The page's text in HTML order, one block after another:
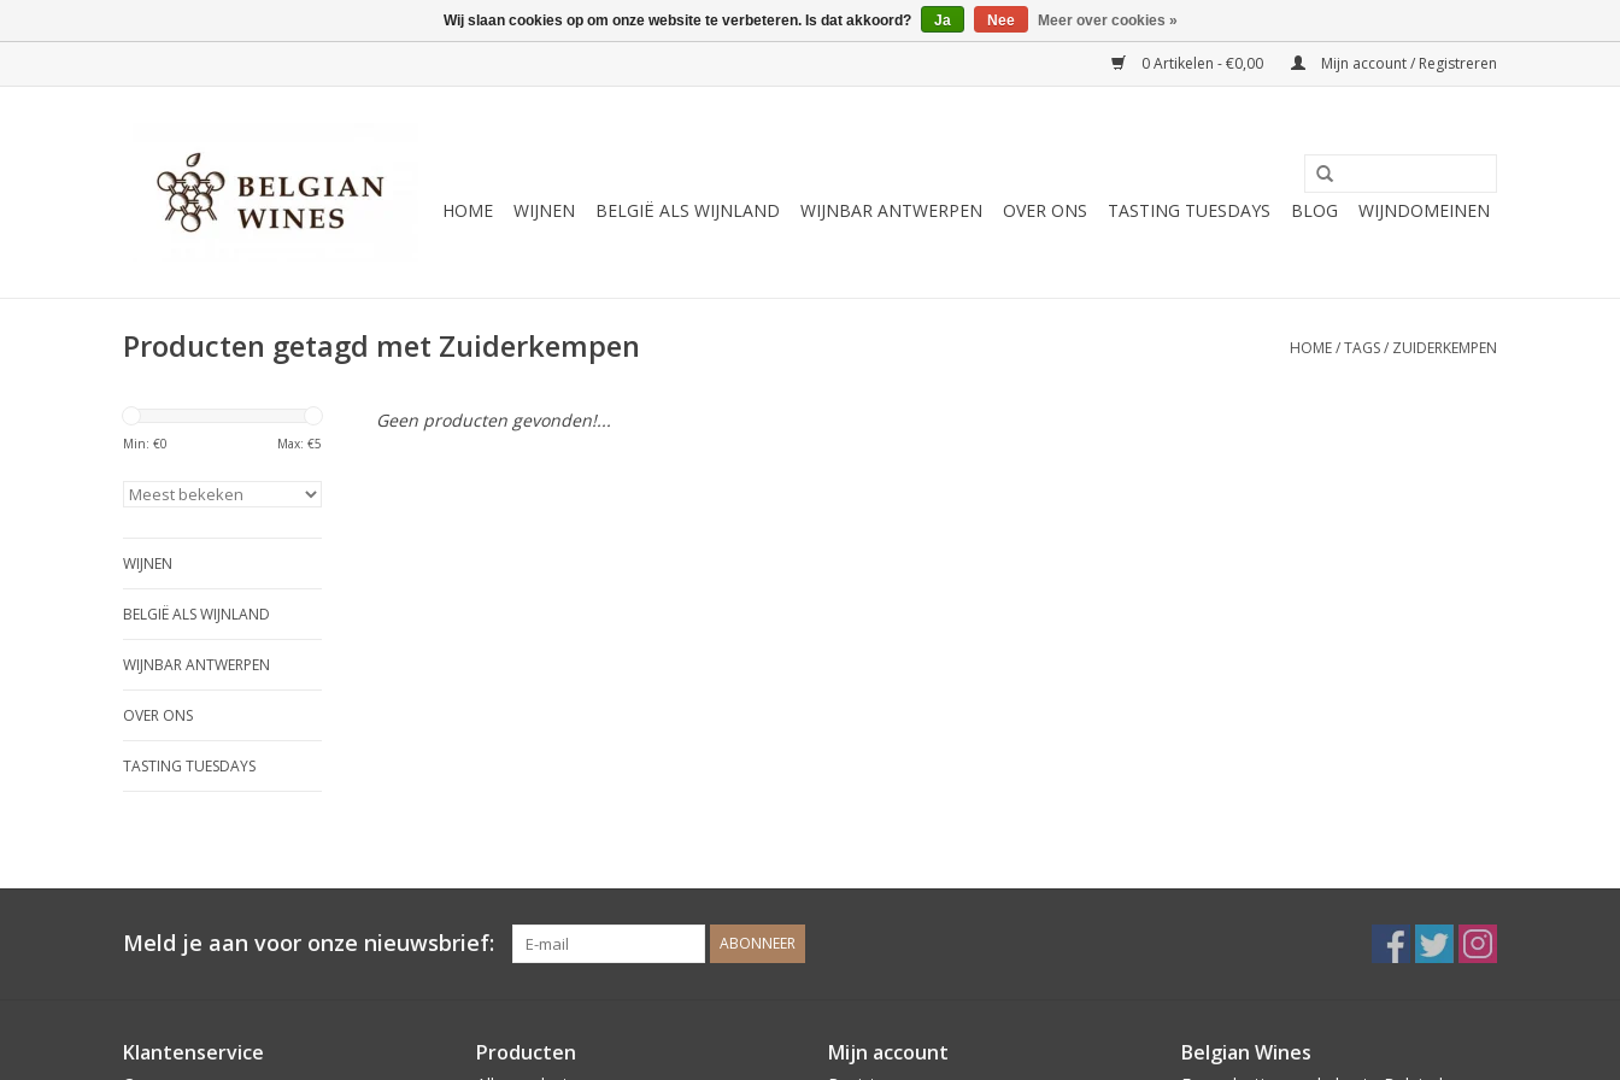
0 Artikelen - €0,00 Mijn account / Registreren
HOME WIJNEN BELGIË ALS WIJNLAND WIJNBAR ANTWERPEN OVER ONS TASTING TUESDAYS BLOG WIJNDOMEINEN
Producten getagd met Zuiderkempen HOME/TAGS/ ZUIDERKEMPEN
Min: €0 Max: €5
WIJNEN
BELGIË ALS WIJNLAND
WIJNBAR ANTWERPEN
OVER ONS
TASTING TUESDAYS
Geen producten gevonden!...
Meld je aan voor onze nieuwsbrief: ABONNEER
Klantenservice Producten Mijn account Belgian Wines
Wij slaan cookies op om onze website te verbeteren. Is dat akkoord? Ja Nee Meer over cookies »